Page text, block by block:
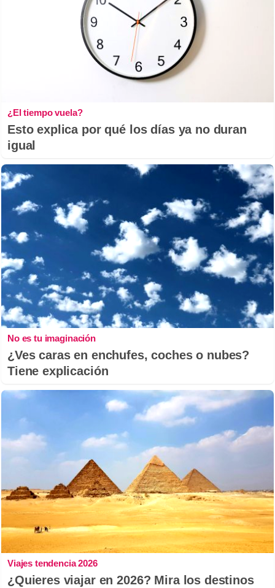
¿El tiempo vuela?
Esto explica por qué los días ya no duran
igual
No es tu imaginación
¿Ves caras en enchufes, coches o nubes?
Tiene explicación
Viajes tendencia 2026
¿Quieres viajar en 2026? Mira los destinos